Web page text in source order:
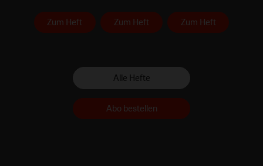
Zum Heft Zum Heft Zum Heft
Alle Hefte
Abo bestellen